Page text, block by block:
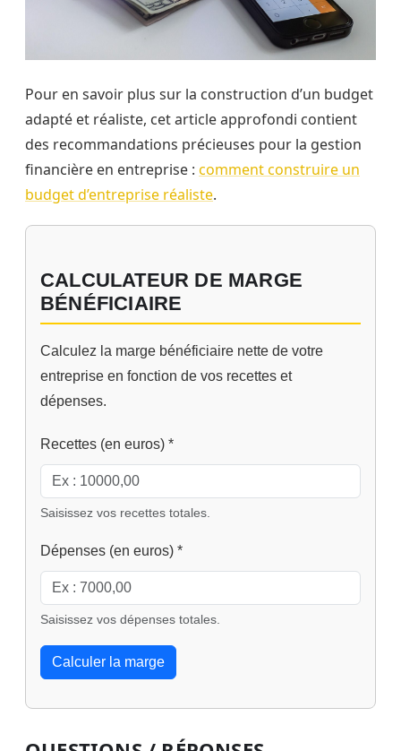
Pour en savoir plus sur la construction d’un budget
adapté et réaliste, cet article approfondi contient
des recommandations précieuses pour la gestion
financière en entreprise : comment construire un
budget d’entreprise réaliste.
CALCULATEUR DE MARGE
BÉNÉFICIAIRE
Calculez la marge bénéficiaire nette de votre
entreprise en fonction de vos recettes et
dépenses.
Recettes (en euros) *
Saisissez vos recettes totales.
Dépenses (en euros) *
Saisissez vos dépenses totales.
Calculer la marge